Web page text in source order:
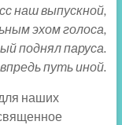
наш выпускной,
эхом голоса,
поднял паруса.
путь иной.
наших